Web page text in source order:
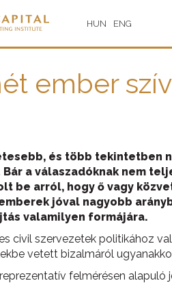
HUN ENG
ember
és több tekintetben
a válaszadóknak nem
be arról, hogy ő vagy
jóval nagyobb
valamilyen formájára.
civil szervezetek politikához
vetett bizalmáról
felmérésen alapuló